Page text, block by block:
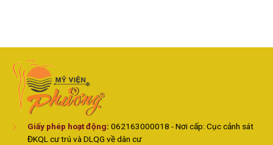
Giấy phép hoạt động: 062163000018 - Nơi cấp: Cục cảnh sát
ĐKQL cư trú và DLQG về dân cư